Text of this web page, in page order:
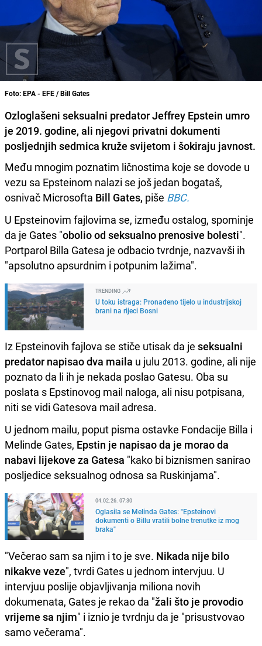
Foto: EPA - EFE / Bill Gates
Ozloglašeni seksualni predator Jeffrey Epstein umro
je 2019. godine, ali njegovi privatni dokumenti
posljednjih sedmica kruže svijetom i šokiraju javnost.
Među mnogim poznatim ličnostima koje se dovode u
vezu sa Epsteinom nalazi se još jedan bogataš,
osnivač Microsofta Bill Gates, piše BBC.
U Epsteinovim fajlovima se, između ostalog, spominje
da je Gates "obolio od seksualno prenosive bolesti".
Portparol Billa Gatesa je odbacio tvrdnje, nazvavši ih
"apsolutno apsurdnim i potpunim lažima".
TRENDING
U toku istraga: Pronađeno tijelo u industrijskoj
brani na rijeci Bosni
Iz Epsteinovih fajlova se stiče utisak da je seksualni
predator napisao dva maila u julu 2013. godine, ali nije
poznato da li ih je nekada poslao Gatesu. Oba su
poslata s Epstinovog mail naloga, ali nisu potpisana,
niti se vidi Gatesova mail adresa.
U jednom mailu, poput pisma ostavke Fondacije Billa i
Melinde Gates, Epstin je napisao da je morao da
nabavi lijekove za Gatesa "kako bi biznismen sanirao
posljedice seksualnog odnosa sa Ruskinjama".
04.02.26. 07:30
Oglasila se Melinda Gates: "Epsteinovi
dokumenti o Billu vratili bolne trenutke iz mog
braka"
"Večerao sam sa njim i to je sve. Nikada nije bilo
nikakve veze", tvrdi Gates u jednom intervjuu. U
intervjuu poslije objavljivanja miliona novih
dokumenata, Gates je rekao da "žali što je provodio
vrijeme sa njim" i iznio je tvrdnju da je "prisustvovao
samo večerama".